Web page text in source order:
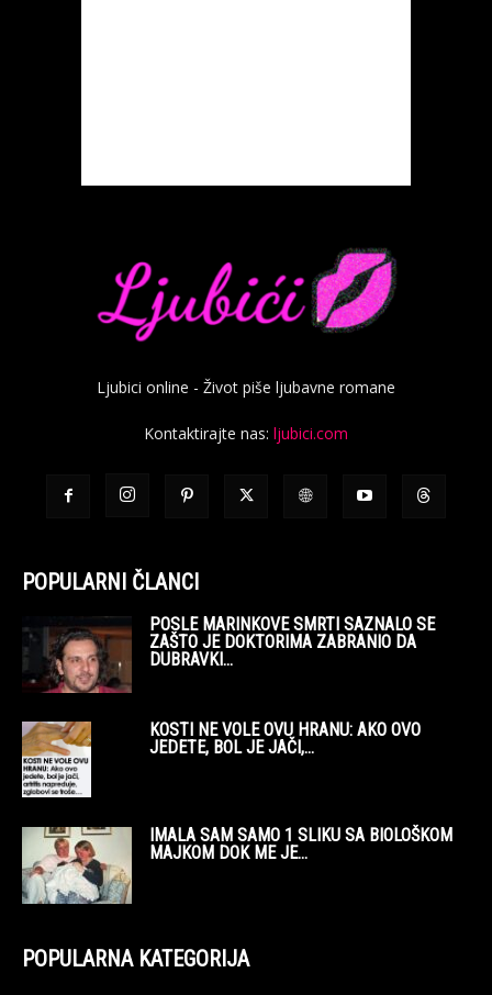
Ljubici online - Život piše ljubavne romane
Kontaktirajte nas: ljubici.com
POPULARNI ČLANCI
POSLE MARINKOVE SMRTI SAZNALO SE
ZAŠTO JE DOKTORIMA ZABRANIO DA
DUBRAVKI...
KOSTI NE VOLE OVU HRANU: AKO OVO
JEDETE, BOL JE JAČI,...
IMALA SAM SAMO 1 SLIKU SA BIOLOŠKOM
MAJKOM DOK ME JE...
POPULARNA KATEGORIJA